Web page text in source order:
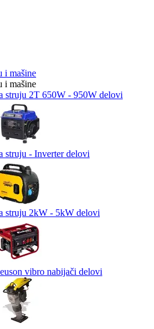
i mašine
i mašine
struju 2T 650W - 950W delovi
struju - Inverter delovi
struju 2kW - 5kW delovi
vibro nabijači delovi